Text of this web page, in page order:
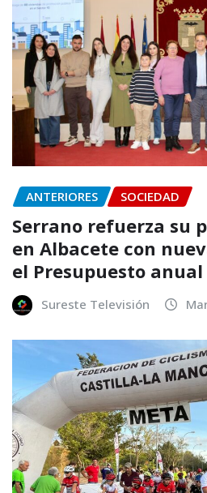
ANTERIORES SOCIEDAD
Serrano refuerza su
en Albacete con
el Presupuesto anual
Sureste Televisión